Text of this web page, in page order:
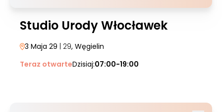
Studio Urody Włocławek
3 Maja 29 | 29, Węgielin
Teraz otwarteDzisiaj:07:00-19:00